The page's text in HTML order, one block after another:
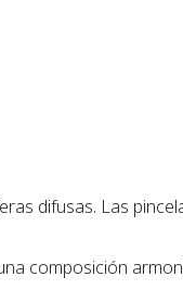
difusas. Las
composición